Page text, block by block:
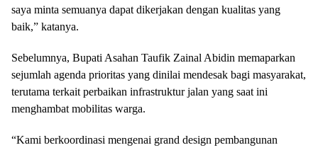
saya minta semuanya dapat dikerjakan dengan kualitas yang
baik,” katanya.
Sebelumnya, Bupati Asahan Taufik Zainal Abidin memaparkan
sejumlah agenda prioritas yang dinilai mendesak bagi masyarakat,
terutama terkait perbaikan infrastruktur jalan yang saat ini
menghambat mobilitas warga.
“Kami berkoordinasi mengenai grand design pembangunan